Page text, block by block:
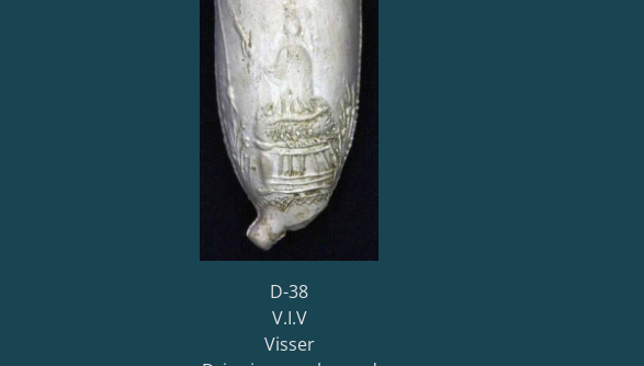
D-38
V.I.V
Visser